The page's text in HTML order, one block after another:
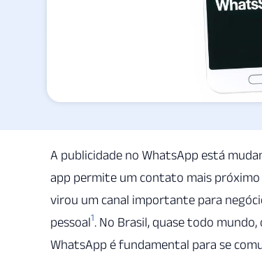
A publicidade no WhatsApp está
app permite um contato mais próximo
virou um canal importante para
pessoal1. No Brasil, quase todo
WhatsApp é fundamental para se